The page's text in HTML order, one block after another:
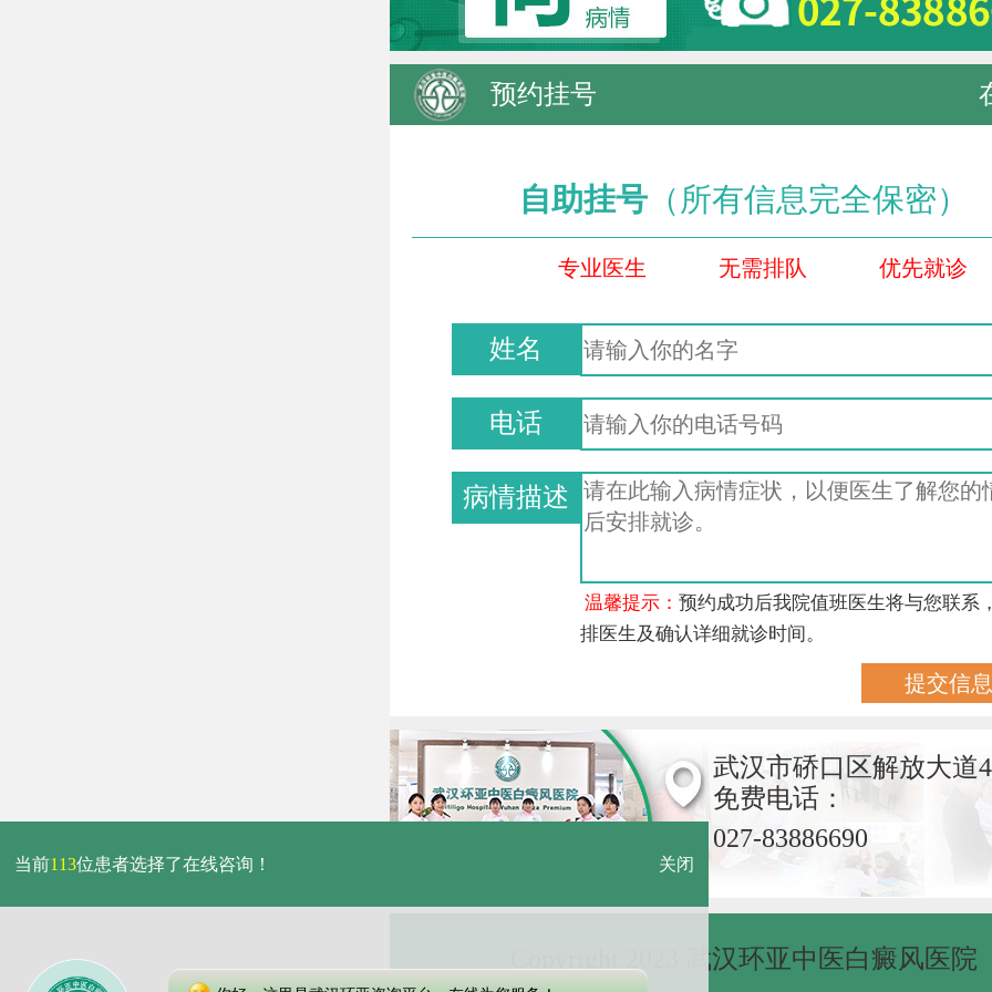
预约挂号
自助挂号 （所有信息完全保密）
专业医生 无需排队 优先就诊
姓名
电话
病情描述
温馨提示：预约成功后我院值班医生将与您联系
排医生及确认详细就诊时间。
武汉市硚口区解放大道
免费电话：
027-83886690
Copyright 2023 武汉环亚中医白癜风医院
当前113位患者选择了在线咨询！ 关闭